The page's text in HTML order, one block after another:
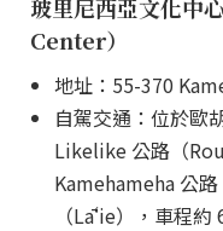
玻里尼西亞文化
Center）
地址：55-370
自駕交通：位於歐
Likelike 公路（
Kamehameha 公
（Lāʻie），車程